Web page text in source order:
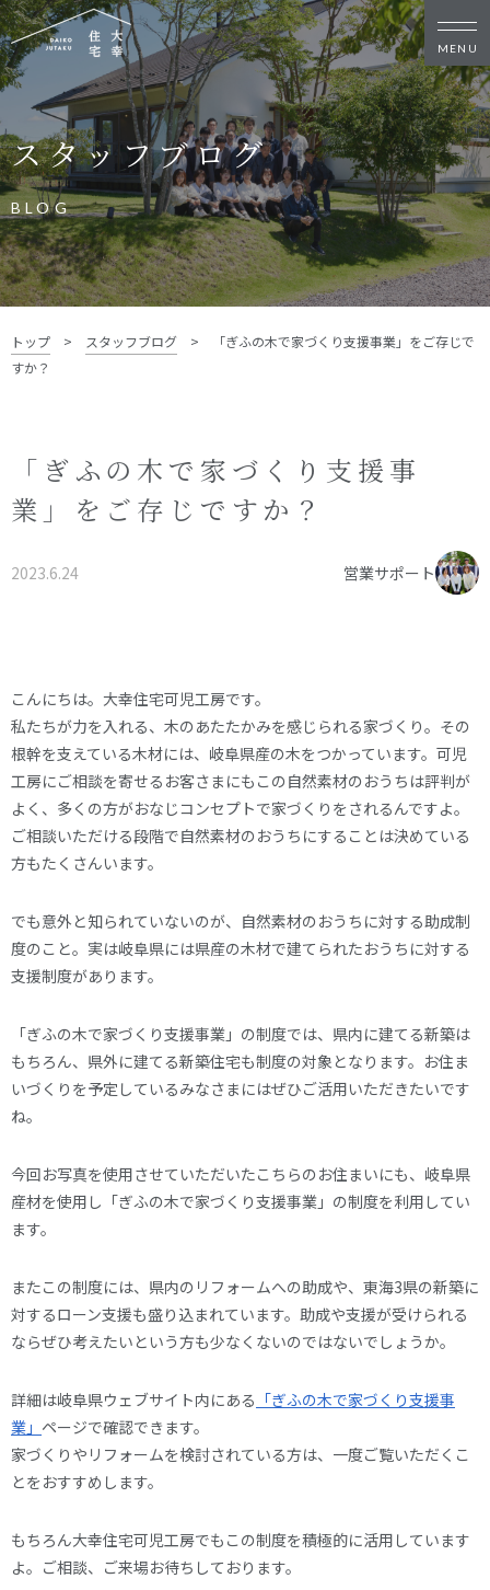
お電話でのご相談はお気軽に
TEL.0574-60-1161
受付時間：9:00～17:00
新築・リノベをお考えの方
家づくりの考え方
家づくりの流れ
施工事例
イベント
お客様の声
モデルハウス
リフォーム・リノベーション
土地をお探しの方
- 分譲地情報
スタッフブログ
お知らせ
会社概要
スタッフ紹介
オーナー様へ
資料請求・お問い合わせ
スタッフブログ
BLOG
トップ > スタッフブログ >
「ぎふの木で家づくり支援事業」をご存じで
すか？
「ぎふの木で家づくり支援事
業」をご存じですか？
2023.6.24 営業サポート
こんにちは。大幸住宅可児工房です。
私たちが力を入れる、木のあたたかみを感じられる家づくり。その
根幹を支えている木材には、岐阜県産の木をつかっています。可児
工房にご相談を寄せるお客さまにもこの自然素材のおうちは評判が
よく、多くの方がおなじコンセプトで家づくりをされるんですよ。
ご相談いただける段階で自然素材のおうちにすることは決めている
方もたくさんいます。
でも意外と知られていないのが、自然素材のおうちに対する助成制
度のこと。実は岐阜県には県産の木材で建てられたおうちに対する
支援制度があります。
「ぎふの木で家づくり支援事業」の制度では、県内に建てる新築は
もちろん、県外に建てる新築住宅も制度の対象となります。お住ま
いづくりを予定しているみなさまにはぜひご活用いただきたいです
ね。
今回お写真を使用させていただいたこちらのお住まいにも、岐阜県
産材を使用し「ぎふの木で家づくり支援事業」の制度を利用してい
ます。
またこの制度には、県内のリフォームへの助成や、東海3県の新築に
対するローン支援も盛り込まれています。助成や支援が受けられる
ならぜひ考えたいという方も少なくないのではないでしょうか。
詳細は岐阜県ウェブサイト内にある 「ぎふの木で家づくり支援事
業」 ページで確認できます。
家づくりやリフォームを検討されている方は、一度ご覧いただくこ
とをおすすめします。
もちろん大幸住宅可児工房でもこの制度を積極的に活用しています
よ。ご相談、ご来場お待ちしております。